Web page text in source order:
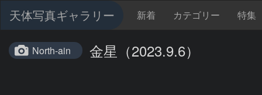
天体写真ギャラリー 新着 カテゴリー 特集
North-ain 金星（2023.9.6）